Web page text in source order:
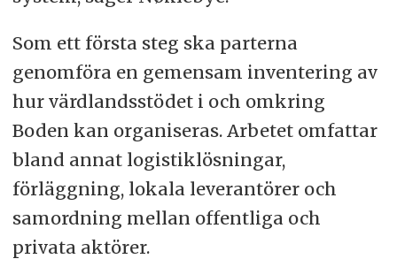
Som ett första steg ska parterna
genomföra en gemensam inventering av
hur värdlandsstödet i och omkring
Boden kan organiseras. Arbetet omfattar
bland annat logistiklösningar,
förläggning, lokala leverantörer och
samordning mellan offentliga och
privata aktörer.